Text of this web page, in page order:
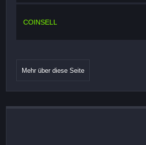
COINSELL
Mehr über diese Seite